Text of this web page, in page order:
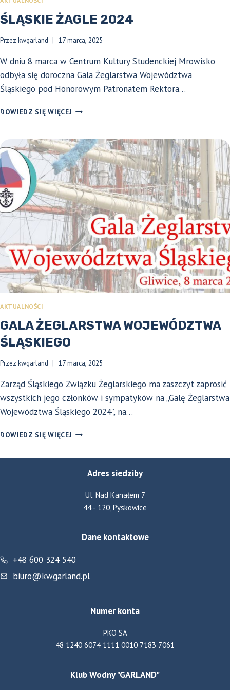
ŚLĄSKIE ŻAGLE 2024
Przez kwgarland 17 marca, 2025
W dniu 8 marca w Centrum Kultury Studenckiej Mrowisko
odbyła się doroczna Gala Żeglarstwa Województwa
Śląskiego pod Honorowym Patronatem Rektora…
DOWIEDZ SIĘ WIĘCEJ ŚLĄSKIE
AKTUALNOŚCI
GALA ŻEGLARSTWA WOJEWÓDZTWA
ŚLĄSKIEGO
Przez kwgarland 17 marca, 2025
Zarząd Śląskiego Związku Żeglarskiego ma zaszczyt zaprosić
wszystkich jego członków i sympatyków na „Galę Żeglarstwa
Województwa Śląskiego 2024”, na…
DOWIEDZ SIĘ WIĘCEJ GALA
Adres siedziby
Ul. Nad Kanałem 7
44 - 120, Pyskowice
Dane kontaktowe
+48 600 324 540
biuro@kwgarland.pl
Numer konta
PKO SA
48 1240 6074 1111 0010 7183 7061
Klub Wodny "GARLAND"